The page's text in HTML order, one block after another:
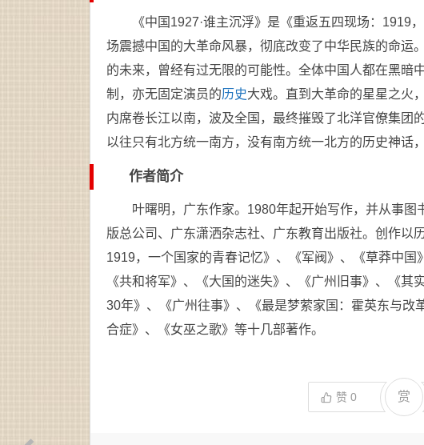
《中国1927·谁主沉浮》是《重返五四现场：
场震撼中国的大革命风暴，彻底改变了中华民族的命运
的未来，曾经有过无限的可能性。全体中国人都在黑暗
制，亦无固定演员的历史大戏。直到大革命的星星之火
内席卷长江以南，波及全国，最终摧毁了北洋官僚集团
以往只有北方统一南方，没有南方统一北方的历史神话
作者简介
叶曙明，广东作家。1980年起开始写作，并从事
版总公司、广东潇洒杂志社、广东教育出版社。创作以
1919，一个国家的青春记忆》、《军阀》、《草莽中国
《共和将军》、《大国的迷失》、《广州旧事》、《
30年》、《广州往事》、《最是梦萦家国：霍英东与改
合症》、《女巫之歌》等十几部著作。
赞 0 赏